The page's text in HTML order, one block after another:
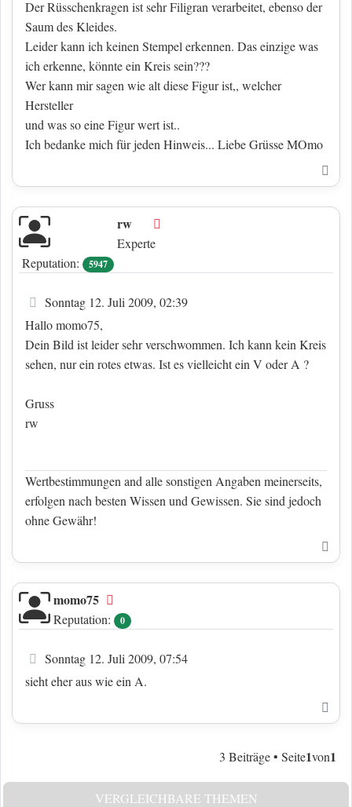
Der Rüsschenkragen ist sehr Filigran verarbeitet, ebenso der
Saum des Kleides.
Leider kann ich keinen Stempel erkennen. Das einzige was
ich erkenne, könnte ein Kreis sein???
Wer kann mir sagen wie alt diese Figur ist,, welcher
Hersteller
und was so eine Figur wert ist..
Ich bedanke mich für jeden Hinweis... Liebe Grüsse MOmo
rw
Experte
Reputation:
5947
Beitrag
Sonntag 12. Juli 2009, 02:39
Hallo momo75,
Dein Bild ist leider sehr verschwommen. Ich kann kein Kreis
sehen, nur ein rotes etwas. Ist es vielleicht ein V oder A ?
Gruss
rw
Wertbestimmungen and alle sonstigen Angaben meinerseits,
erfolgen nach besten Wissen und Gewissen. Sie sind jedoch
ohne Gewähr!
momo75
Reputation: 0
Beitrag
Sonntag 12. Juli 2009, 07:54
sieht eher aus wie ein A.
3 Beiträge • Seite1von1
VERGLEICHBARE THEMEN